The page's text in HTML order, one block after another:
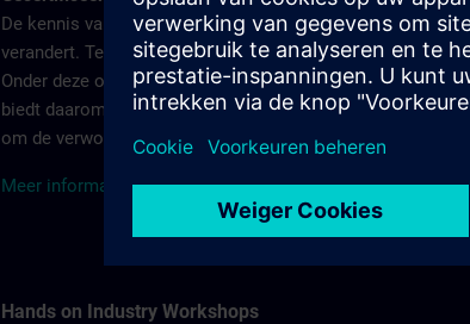
De kennis van uw werknemers is de belangrijkste
verandert. Tegelijkertijd leidt digitalisering tot nieuwe
Onder deze omstandigheden wordt kwalificatie steeds
biedt daarom gekwalificeerde opleidingen voor het
om de verworven kennis te verifiëren.
Meer informatie over het SITRAIN-
Hands on Industry Workshops